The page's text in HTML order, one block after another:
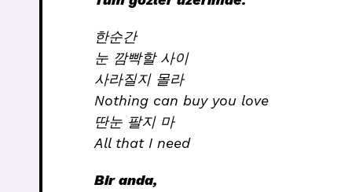
한순간
눈 깜빡할 사이
사라질지 몰라
Nothing can buy you love
딴눈 팔지 마
All that I need
Bir anda,